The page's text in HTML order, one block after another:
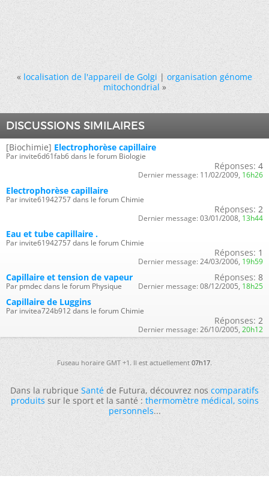
« localisation de l'appareil de Golgi|organisation génome
mitochondrial »
DISCUSSIONS SIMILAIRES
[Biochimie] Electrophorèse capillaire
Par invite6d61fab6 dans le forum Biologie
Réponses: 4
Dernier message: 11/02/2009, 16h26
Electrophorèse capillaire
Par invite61942757 dans le forum Chimie
Réponses: 2
Dernier message: 03/01/2008, 13h44
Eau et tube capillaire .
Par invite61942757 dans le forum Chimie
Réponses: 1
Dernier message: 24/03/2006, 19h59
Capillaire et tension de vapeur
Par pmdec dans le forum Physique
Réponses: 8
Dernier message: 08/12/2005, 18h25
Capillaire de Luggins
Par invitea724b912 dans le forum Chimie
Réponses: 2
Dernier message: 26/10/2005, 20h12
Fuseau horaire GMT +1. Il est actuellement07h17.
Dans la rubriqueSantéde Futura, découvrez noscomparatifs
produitssur le sport et la santé :thermomètre médical,soins
personnels...